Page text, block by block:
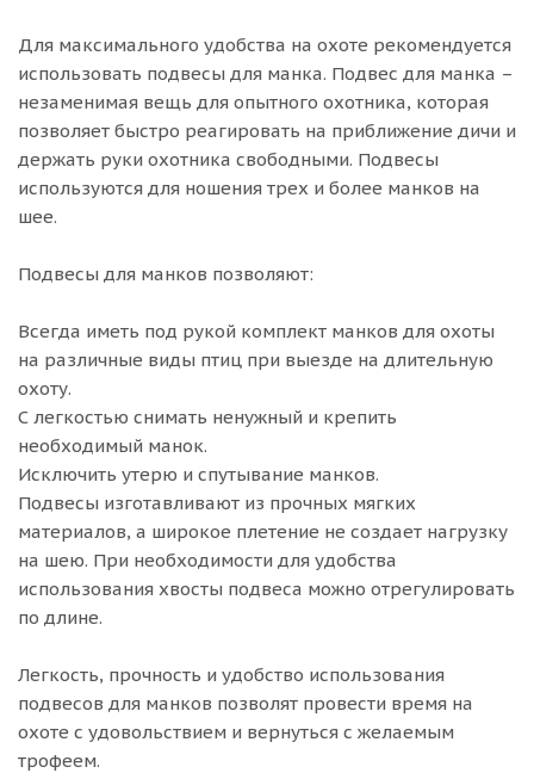
Для максимального удобства на охоте рекомендуется
использовать подвесы для манка. Подвес для манка –
незаменимая вещь для опытного охотника, которая
позволяет быстро реагировать на приближение дичи и
держать руки охотника свободными. Подвесы
используются для ношения трех и более манков на
шее.
Подвесы для манков позволяют:
Всегда иметь под рукой комплект манков для охоты
на различные виды птиц при выезде на длительную
охоту.
С легкостью снимать ненужный и крепить
необходимый манок.
Исключить утерю и спутывание манков.
Подвесы изготавливают из прочных мягких
материалов, а широкое плетение не создает нагрузку
на шею. При необходимости для удобства
использования хвосты подвеса можно отрегулировать
по длине.
Легкость, прочность и удобство использования
подвесов для манков позволят провести время на
охоте с удовольствием и вернуться с желаемым
трофеем.